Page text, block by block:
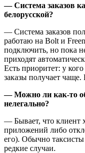
— Система заказов
белорусской?
— Система заказов
работаю на Bolt и
подключить, но пока
приходят
Есть приоритет: у
заказы получает
— Можно ли как-то
нелегально?
— Бывает, что клиент
приложений либо
его). Обычно таксисты
редкие случаи.